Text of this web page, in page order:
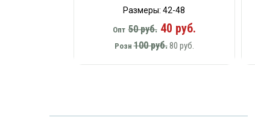
Размеры: 42-48
Опт 50 руб.40 руб.
Розн 100 руб.80 руб.